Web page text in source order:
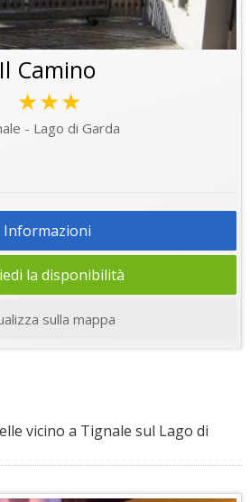
Il Camino
★★★
- Lago di Garda
Informazioni
la disponibilità
sulla mappa
vicino a Tignale sul Lago di